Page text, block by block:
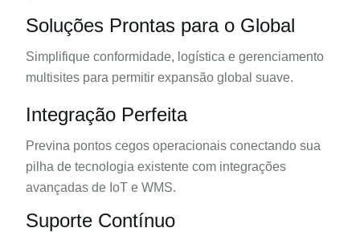
Soluções Prontas para o Global
Simplifique conformidade, logística e gerenciamento
multisites para permitir expansão global suave.
Integração Perfeita
Previna pontos cegos operacionais conectando sua
pilha de tecnologia existente com integrações
avançadas de IoT e WMS.
Suporte Contínuo